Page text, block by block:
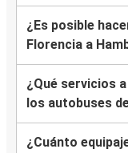
¿Es posible
Florencia a
¿Qué servicios
los autobuses
¿Cuánto